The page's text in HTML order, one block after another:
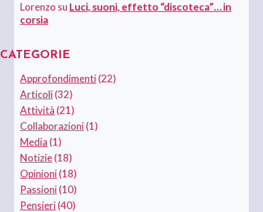
Lorenzo su Luci, suoni, effetto “discoteca”… in
corsia
CATEGORIE
Approfondimenti(22)
Articoli(32)
Attività (21)
Collaborazioni(1)
Media (1)
Notizie(18)
Opinioni(18)
Passioni(10)
Pensieri(40)